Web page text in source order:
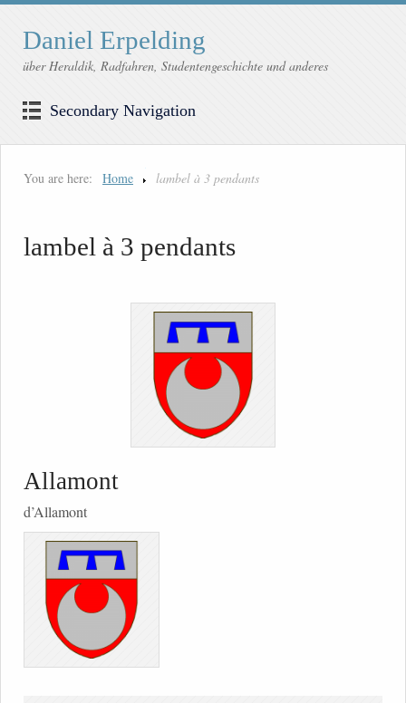
Daniel Erpelding
über Heraldik, Radfahren, Studentengeschichte und anderes
Secondary Navigation
You are here: Home lambel à 3 pendants
lambel à 3 pendants
Allamont
d’Allamont